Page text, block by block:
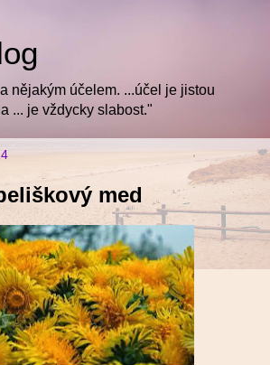
nějakým účelem. ...účel je jistou
... je vždycky slabost."
med